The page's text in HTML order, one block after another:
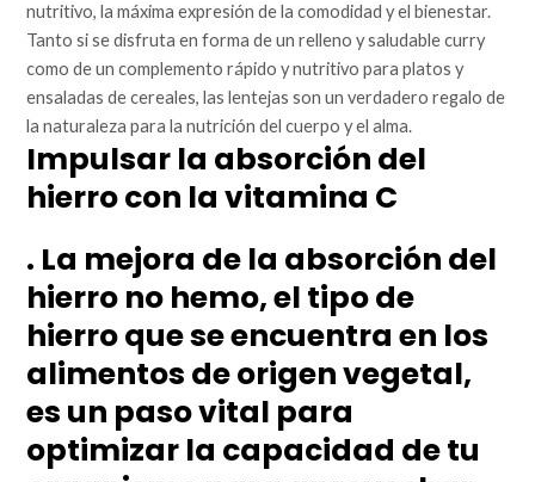
nutritivo, la máxima expresión de la comodidad y el bienestar.
Tanto si se disfruta en forma de un relleno y saludable curry
como de un complemento rápido y nutritivo para platos y
ensaladas de cereales, las lentejas son un verdadero regalo de
la naturaleza para la nutrición del cuerpo y el alma.
Impulsar la absorción del
hierro con la vitamina C
. La mejora de la absorción del
hierro no hemo, el tipo de
hierro que se encuentra en los
alimentos de origen vegetal,
es un paso vital para
optimizar la capacidad de tu